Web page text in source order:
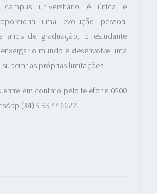
universitário é única e
uma evolução pessoal
anos de graduação, o estudante
o mundo e desenvolve uma
as próprias limitações.
entre em contato pelo telefone 0800
(34) 9 9977 6622.